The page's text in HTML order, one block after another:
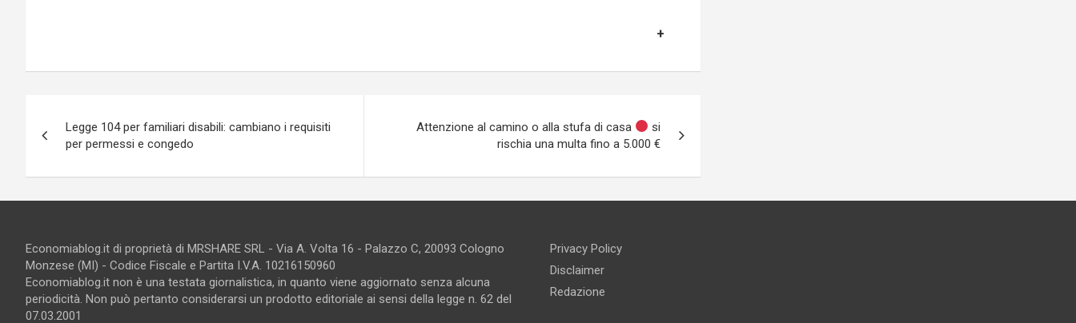
articoli
Legge 104 per familiari disabili: cambiano i requisiti
per permessi e congedo
Attenzione al camino o alla stufa di casa
si
rischia una multa fino a 5.000 €
Economiablog.it di proprietà di MRSHARE SRL - Via A. Volta 16 - Palazzo C, 20093 Cologno
Monzese (MI) - Codice Fiscale e Partita I.V.A. 10216150960
Economiablog.it non è una testata giornalistica, in quanto viene aggiornato senza alcuna
periodicità. Non può pertanto considerarsi un prodotto editoriale ai sensi della legge n. 62 del
07.03.2001
Privacy Policy
Disclaimer
Redazione